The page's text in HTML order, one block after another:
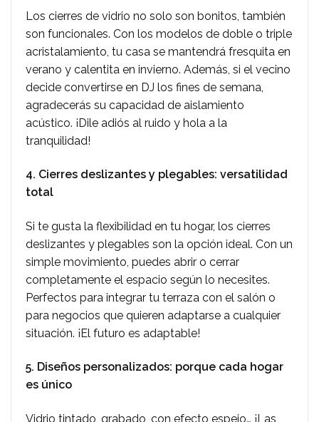
Los cierres de vidrio no solo son bonitos, también
son funcionales. Con los modelos de doble o triple
acristalamiento, tu casa se mantendrá fresquita en
verano y calentita en invierno. Además, si el vecino
decide convertirse en DJ los fines de semana,
agradecerás su capacidad de aislamiento
acústico. ¡Dile adiós al ruido y hola a la
tranquilidad!
4. Cierres deslizantes y plegables: versatilidad
total
Si te gusta la flexibilidad en tu hogar, los cierres
deslizantes y plegables son la opción ideal. Con un
simple movimiento, puedes abrir o cerrar
completamente el espacio según lo necesites.
Perfectos para integrar tu terraza con el salón o
para negocios que quieren adaptarse a cualquier
situación. ¡El futuro es adaptable!
5. Diseños personalizados: porque cada hogar
es único
Vidrio tintado, grabado, con efecto espejo… ¡Las